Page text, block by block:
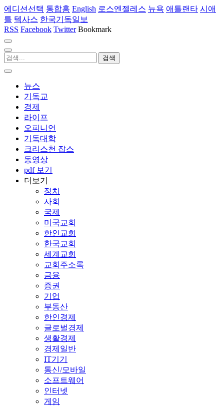
에디션선택 통합홈 English 로스엔젤레스 뉴욕 애틀랜타 시애
틀 텍사스 한국기독일보
RSS Facebook Twitter Bookmark
뉴스
기독교
경제
라이프
오피니언
기독대학
크리스천 잡스
동영상
pdf 보기
더보기
정치
사회
국제
미국교회
한인교회
한국교회
세계교회
교회주소록
금융
증권
기업
부동산
한인경제
글로벌경제
생활경제
경제일반
IT기기
통신/모바일
소프트웨어
인터넷
게임